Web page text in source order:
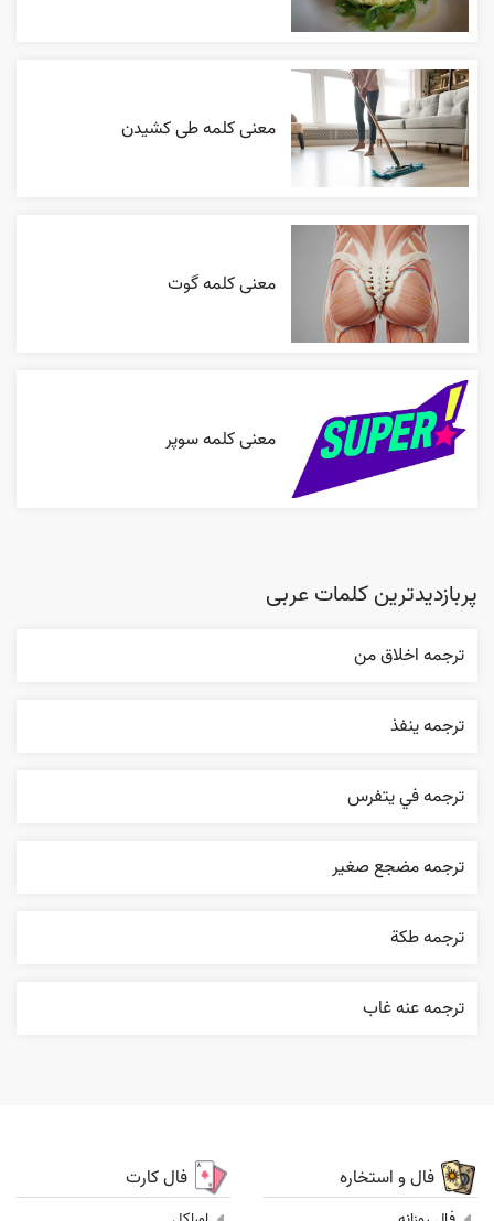
معنی کلمه طی کشیدن
معنی کلمه گوت
معنی کلمه سوپر
پربازدیدترین کلمات عربی
ترجمه اخلاق من
ترجمه ينفذ
ترجمه في يتفرس
ترجمه مضجع صغير
ترجمه طکة
ترجمه عنه غاب
فال و استخاره فال کارت